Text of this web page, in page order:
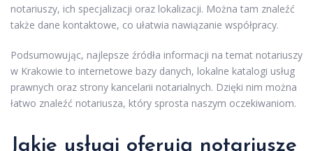
notariuszy, ich specjalizacji oraz lokalizacji. Można tam znaleźć
także dane kontaktowe, co ułatwia nawiązanie współpracy.
Podsumowując, najlepsze źródła informacji na temat notariuszy
w Krakowie to internetowe bazy danych, lokalne katalogi usług
prawnych oraz strony kancelarii notarialnych. Dzięki nim można
łatwo znaleźć notariusza, który sprosta naszym oczekiwaniom.
Jakie usługi oferują notariusze